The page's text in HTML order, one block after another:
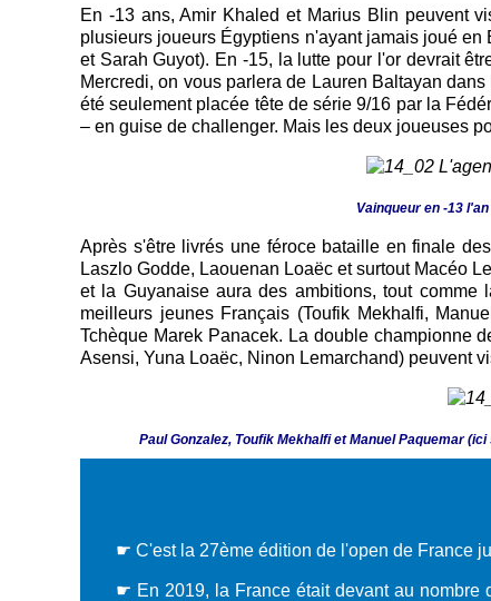
En -13 ans, Amir Khaled et Marius Blin peuvent
plusieurs joueurs Égyptiens n'ayant jamais joué
et Sarah Guyot). En -15, la lutte pour l'or devrait
Mercredi, on vous parlera de Lauren Baltayan
été seulement placée tête de série 9/16 par la
– en guise de challenger. Mais les deux joueuses
Vainqueur en -13
Après s'être livrés une féroce bataille en finale
Laszlo Godde, Laouenan Loaëc et surtout Macéo
et la Guyanaise aura des ambitions, tout
meilleurs jeunes Français (Toufik Mekhalfi,
Tchèque Marek Panacek. La double championne
Asensi, Yuna Loaëc, Ninon Lemarchand) peuvent
Paul Gonzalez, Toufik Mekhalfi et Manuel Paquemar
☛ C'est la 27ème édition de l'open de France
☛ En 2019, la France était devant au nombre